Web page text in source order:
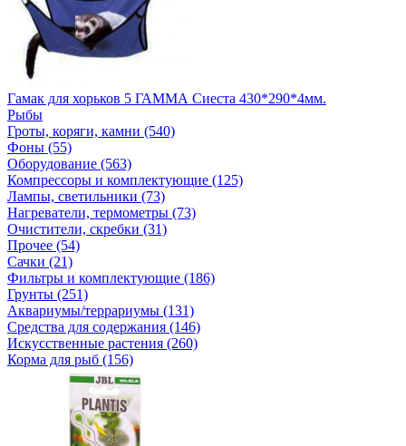
Гамак для хорьков 5 ГАММА Сиеста 430*290*4мм.
Рыбы
Гроты, коряги, камни (540)
Фоны (55)
Оборудование (563)
Компрессоры и комплектующие (125)
Лампы, светильники (73)
Нагреватели, термометры (73)
Очистители, скребки (31)
Прочее (54)
Сачки (21)
Фильтры и комплектующие (186)
Грунты (251)
Аквариумы/террариумы (131)
Средства для содержания (146)
Искусственные растения (260)
Корма для рыб (156)